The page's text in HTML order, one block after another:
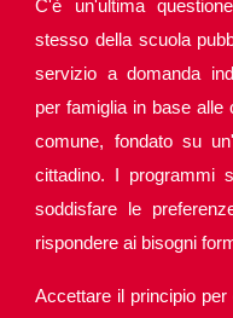
C'è un'ultima
stesso della scuola
servizio a domanda
per famiglia in base alle
comune, fondato su
cittadino. I programmi
soddisfare le
rispondere ai bisogni
Accettare il principio